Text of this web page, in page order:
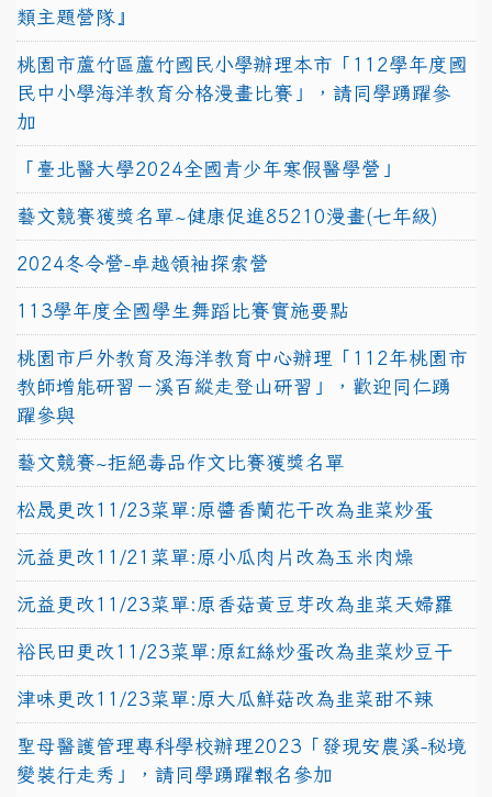
類主題營隊』
桃園市蘆竹區蘆竹國民小學辦理本市「112學年度國
民中小學海洋教育分格漫畫比賽」，請同學踴躍參
加
「臺北醫大學2024全國青少年寒假醫學營」
藝文競賽獲獎名單~健康促進85210漫畫(七年級)
2024冬令營-卓越領袖探索營
113學年度全國學生舞蹈比賽實施要點
桃園市戶外教育及海洋教育中心辦理「112年桃園市
教師增能研習－溪百縱走登山研習」，歡迎同仁踴
躍參與
藝文競賽~拒絕毒品作文比賽獲獎名單
松晟更改11/23菜單:原醬香蘭花干改為韭菜炒蛋
沅益更改11/21菜單:原小瓜肉片改為玉米肉燥
沅益更改11/23菜單:原香菇黃豆芽改為韭菜天婦羅
裕民田更改11/23菜單:原紅絲炒蛋改為韭菜炒豆干
津味更改11/23菜單:原大瓜鮮菇改為韭菜甜不辣
聖母醫護管理專科學校辦理2023「發現安農溪-秘境
變裝行走秀」，請同學踴躍報名參加